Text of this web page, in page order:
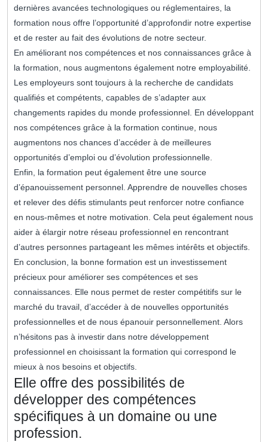
dernières avancées technologiques ou réglementaires, la
formation nous offre l’opportunité d’approfondir notre expertise
et de rester au fait des évolutions de notre secteur.
En améliorant nos compétences et nos connaissances grâce à
la formation, nous augmentons également notre employabilité.
Les employeurs sont toujours à la recherche de candidats
qualifiés et compétents, capables de s’adapter aux
changements rapides du monde professionnel. En développant
nos compétences grâce à la formation continue, nous
augmentons nos chances d’accéder à de meilleures
opportunités d’emploi ou d’évolution professionnelle.
Enfin, la formation peut également être une source
d’épanouissement personnel. Apprendre de nouvelles choses
et relever des défis stimulants peut renforcer notre confiance
en nous-mêmes et notre motivation. Cela peut également nous
aider à élargir notre réseau professionnel en rencontrant
d’autres personnes partageant les mêmes intérêts et objectifs.
En conclusion, la bonne formation est un investissement
précieux pour améliorer ses compétences et ses
connaissances. Elle nous permet de rester compétitifs sur le
marché du travail, d’accéder à de nouvelles opportunités
professionnelles et de nous épanouir personnellement. Alors
n’hésitons pas à investir dans notre développement
professionnel en choisissant la formation qui correspond le
mieux à nos besoins et objectifs.
Elle offre des possibilités de
développer des compétences
spécifiques à un domaine ou une
profession.